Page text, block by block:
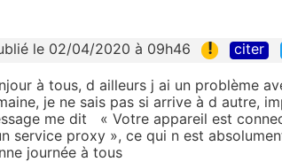
le 02/04/2020 à 09h46 ! citer
à tous, d ailleurs j ai un problème
je ne sais pas si arrive à d autre,
me dit « Votre appareil est
service proxy », ce qui n est
journée à tous